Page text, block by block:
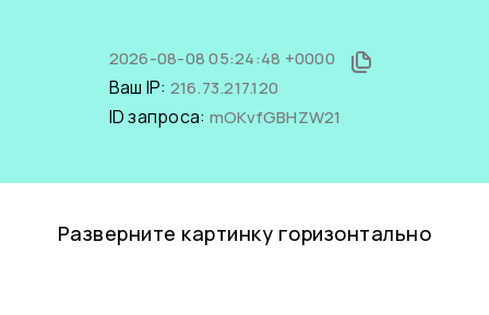
2026-08-08 05:24:48 +0000
Ваш IP: 216.73.217.120
ID запроса: mOKvfGBHZW21
Разверните картинку горизонтально